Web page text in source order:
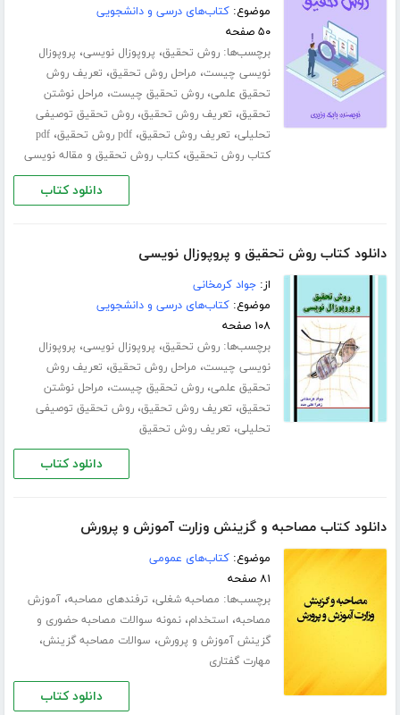
موضوع:کتاب‌های درسی و دانشجویی
۵۰ صفحه
برچسب‌ها:روش تحقیق، پروپوزال نویسی، پروپوزال
نویسی چیست، مراحل روش تحقیق، تعریف روش
تحقیق علمی،روش تحقیق چیست، مراحل نوشتن
تحقیق، تعریف روش تحقیق،روش تحقیق توصیفی
تحلیلی، تعریف روش تحقیق،pdf روش تحقیق ،pdf
کتاب روش تحقیق،کتاب روش تحقیق و مقاله نویسی
دانلود کتاب
دانلود کتاب روش تحقیق و پروپوزال نویسی
از:جواد کرمخانی
موضوع:کتاب‌های درسی و دانشجویی
۱۰۸ صفحه
برچسب‌ها:روش تحقیق، پروپوزال نویسی، پروپوزال
نویسی چیست، مراحل روش تحقیق، تعریف روش
تحقیق علمی،روش تحقیق چیست، مراحل نوشتن
تحقیق، تعریف روش تحقیق،روش تحقیق توصیفی
تحلیلی، تعریف روش تحقیق
دانلود کتاب
دانلود کتاب مصاحبه و گزینش وزارت آموزش و پرورش
موضوع:کتاب‌های عمومی
۸۱ صفحه
برچسب‌ها: مصاحبه شغلی، ترفندهای مصاحبه،آموزش
مصاحبه، استخدام،نمونه سوالات مصاحبه حضوری و
گزینش آموزش و پرورش، سوالات مصاحبه گزینش،
مهارت گفتاری
دانلود کتاب